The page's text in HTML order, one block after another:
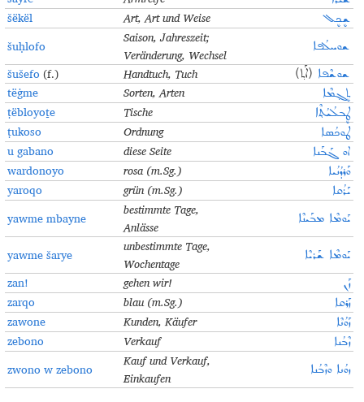
šëkël Art, Art und Weise ܫܷܟܷܠ
šuḥlofo
Saison, Jahreszeit;
Veränderung, Wechsel
ܫܘܚܠܳܦܐ
šušefo (f.) Handtuch, Tuch ܫܘܫܶܦܐ (ܐܰܬ݂)
tëġme Sorten, Arten ܬܷܓ݂ܡܶܐ
ṭëbloyoṯe Tische ܛܷܒܠܳܝܳܬ݂ܶܐ
ṭukoso Ordnung ܛܘܟܳܣܐ
u gabano diese Seite ܐܘ ܓܰܒܰܢܐ
wardonoyo rosa (m.Sg.) ܘܰܪܕܳܢܳܝܐ
yaroqo grün (m.Sg.) ܝܰܪܳܩܐ
yawme mbayne
bestimmte Tage,
Anlässe
ܝܰܘܡܶܐ ܡܒܰܝܢܶܐ
yawme šarye
unbestimmte Tage,
Wochentage
ܝܰܘܡܶܐ ܫܰܪܝܶܐ
zan! gehen wir! ܙܰܢ
zarqo blau (m.Sg.) ܙܰܪܩܐ
zawone Kunden, Käufer ܙܰܘܳܢܶܐ
zebono Verkauf ܙܶܒܳܢܐ
zwono w zebono
Kauf und Verkauf,
Einkaufen
ܙܘܳܢܐ ܘܙܶܒܳܢܐ